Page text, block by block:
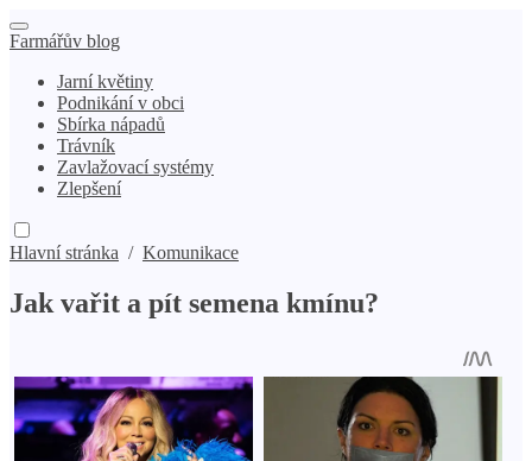
Farmářův blog
Jarní květiny
Podnikání v obci
Sbírka nápadů
Trávník
Zavlažovací systémy
Zlepšení
Hlavní stránka / Komunikace
Jak vařit a pít semena kmínu?